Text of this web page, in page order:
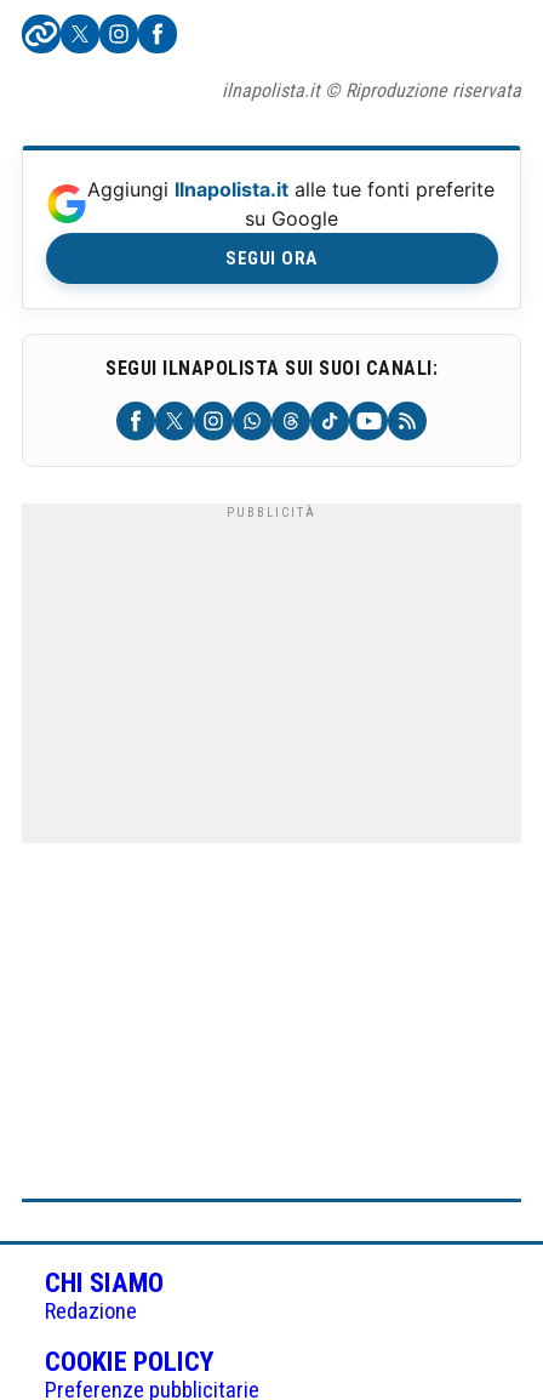
ilnapolista.it © Riproduzione riservata
Aggiungi Ilnapolista.it alle tue fonti preferite
su Google
SEGUI ORA
SEGUI ILNAPOLISTA SUI SUOI CANALI:
CHI SIAMO
Redazione
COOKIE POLICY(APRE
IN
Preferenze pubblicitarie